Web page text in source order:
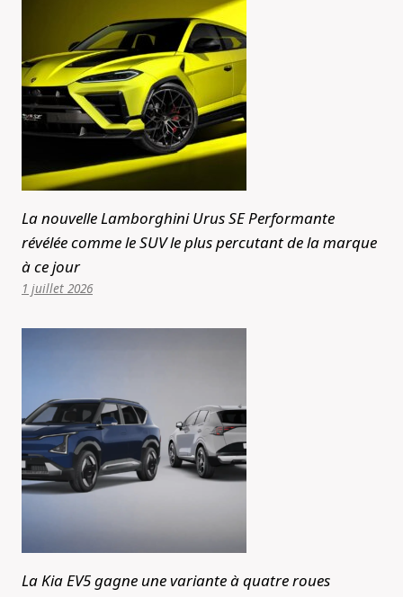
La nouvelle Lamborghini Urus SE Performante
révélée comme le SUV le plus percutant de la marque
à ce jour
1 juillet 2026
La Kia EV5 gagne une variante à quatre roues